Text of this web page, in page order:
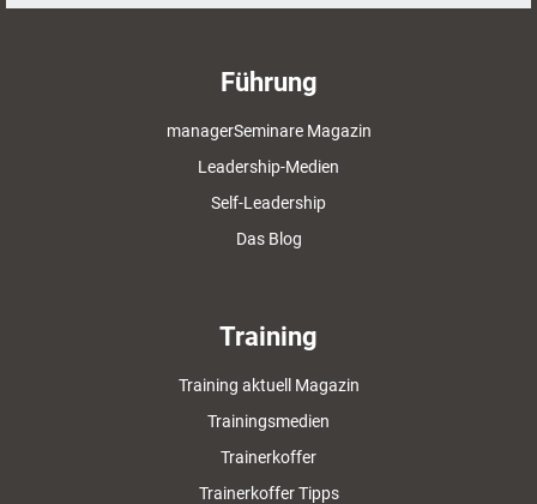
Führung
managerSeminare Magazin
Leadership-Medien
Self-Leadership
Das Blog
Training
Training aktuell Magazin
Trainingsmedien
Trainerkoffer
Trainerkoffer Tipps